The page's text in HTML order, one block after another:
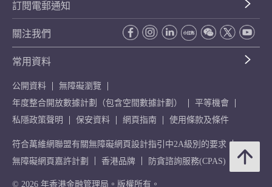
訂閱電郵通知
關注我們
常用資料
公開資料
無障礙瀏覽
年度整合開放數據計劃（包含空間數據計劃）
平等機會
私隱政策聲明
保安資料 網頁指南 使用條款及條件
符合萬維網聯盟有關無障礙網頁設計指引中2A級別的要求
無障礙網頁嘉許計劃
香港品牌 防貪諮詢服務(CPAS)
© 2026 年香港金融管理局。版權所有。